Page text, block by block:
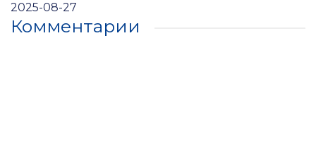
2025-08-27
Комментарии